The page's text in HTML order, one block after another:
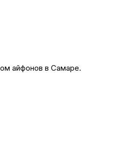
айфонов в Самаре.